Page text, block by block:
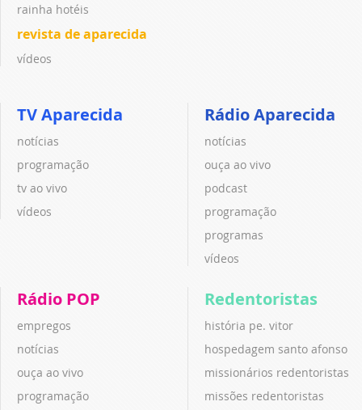
rainha hotéis
revista de aparecida
vídeos
TV Aparecida
notícias
programação
tv ao vivo
vídeos
Rádio Aparecida
notícias
ouça ao vivo
podcast
programação
programas
vídeos
Rádio POP
empregos
notícias
ouça ao vivo
programação
Redentoristas
história pe. vitor
hospedagem santo afonso
missionários redentoristas
missões redentoristas